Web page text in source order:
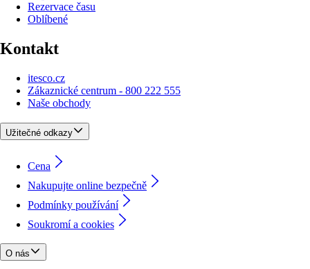
Rezervace času
Oblíbené
Kontakt
itesco.cz
Zákaznické centrum - 800 222 555
Naše obchody
Užitečné odkazy
Cena
Nakupujte online bezpečně
Podmínky používání
Soukromí a cookies
O nás